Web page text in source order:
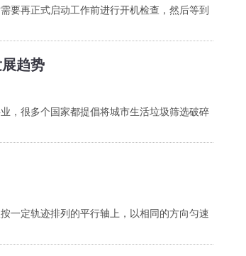
要再正式启动工作前进行开机检查，然后等到
趋势
，很多个国家都提倡将城市生活垃圾筛选破碎
一定轨迹排列的平行轴上，以相同的方向匀速